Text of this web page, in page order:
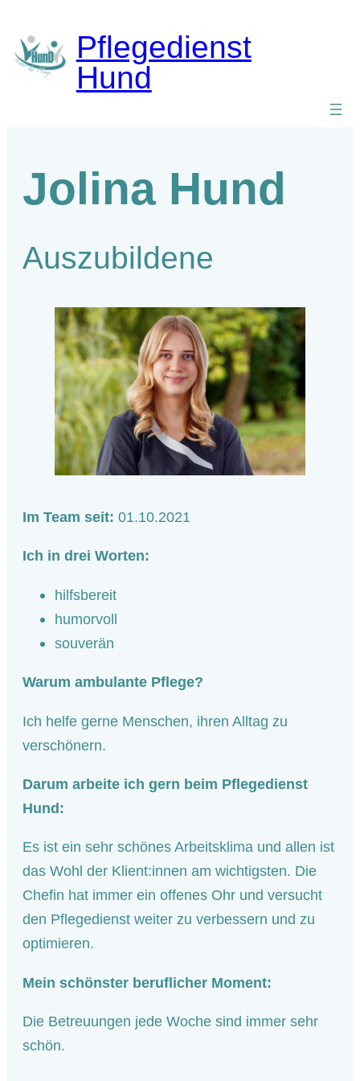
springen
Pflegedienst
Hund
Jolina Hund
Auszubildene
Im Team seit: 01.10.2021
Ich in drei Worten:
hilfsbereit
humorvoll
souverän
Warum ambulante Pflege?
Ich helfe gerne Menschen, ihren Alltag zu
verschönern.
Darum arbeite ich gern beim Pflegedienst
Hund:
Es ist ein sehr schönes Arbeitsklima und allen ist
das Wohl der Klient:innen am wichtigsten. Die
Chefin hat immer ein offenes Ohr und versucht
den Pflegedienst weiter zu verbessern und zu
optimieren.
Mein schönster beruflicher Moment:
Die Betreuungen jede Woche sind immer sehr
schön.